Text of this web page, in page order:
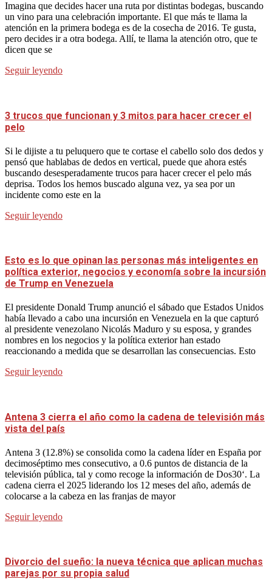
Imagina que decides hacer una ruta por distintas bodegas, buscando
un vino para una celebración importante. El que más te llama la
atención en la primera bodega es de la cosecha de 2016. Te gusta,
pero decides ir a otra bodega. Allí, te llama la atención otro, que te
dicen que se
Seguir leyendo
3 trucos que funcionan y 3 mitos para hacer crecer el
pelo
Si le dijiste a tu peluquero que te cortase el cabello solo dos dedos y
pensó que hablabas de dedos en vertical, puede que ahora estés
buscando desesperadamente trucos para hacer crecer el pelo más
deprisa. Todos los hemos buscado alguna vez, ya sea por un
incidente como este en la
Seguir leyendo
Esto es lo que opinan las personas más inteligentes en
política exterior, negocios y economía sobre la incursión
de Trump en Venezuela
El presidente Donald Trump anunció el sábado que Estados Unidos
había llevado a cabo una incursión en Venezuela en la que capturó
al presidente venezolano Nicolás Maduro y su esposa, y grandes
nombres en los negocios y la política exterior han estado
reaccionando a medida que se desarrollan las consecuencias. Esto
Seguir leyendo
Antena 3 cierra el año como la cadena de televisión más
vista del país
Antena 3 (12.8%) se consolida como la cadena líder en España por
decimoséptimo mes consecutivo, a 0.6 puntos de distancia de la
televisión pública, tal y como recoge la información de Dos30‘. La
cadena cierra el 2025 liderando los 12 meses del año, además de
colocarse a la cabeza en las franjas de mayor
Seguir leyendo
Divorcio del sueño: la nueva técnica que aplican muchas
parejas por su propia salud